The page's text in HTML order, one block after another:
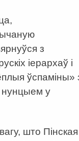
з
іерархаў і
ўспаміны»
нунцыем у
што Пінская